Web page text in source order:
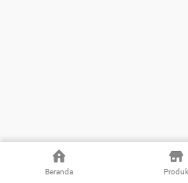
Beranda Produk